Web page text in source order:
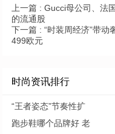
上一篇 : Gucci母公司、法
的流通股
下一篇 : “时装周经济”带动
499欧元
时尚资讯排行
“王者姿态”节奏性扩
跑步鞋哪个品牌好 老